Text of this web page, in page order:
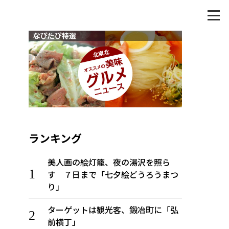
ランキング
美人画の絵灯籠、夜の湯沢を照ら
す ７日まで「七夕絵どうろうまつ
り」
ターゲットは観光客、鍛冶町に「弘
前横丁」